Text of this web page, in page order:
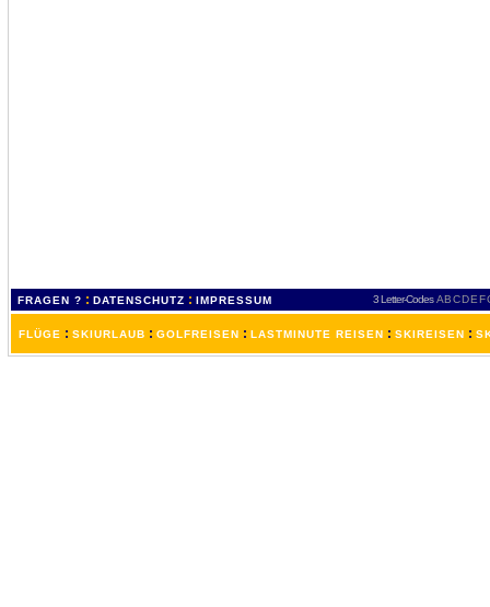
FRAGEN ? : DATENSCHUTZ : IMPRESSUM 3 Letter-Codes ABCDEF
FLÜGE : SKIURLAUB : GOLFREISEN : LASTMINUTE REISEN : SKIREISEN :